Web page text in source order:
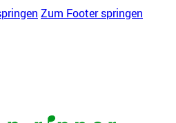
Zum Footer springen